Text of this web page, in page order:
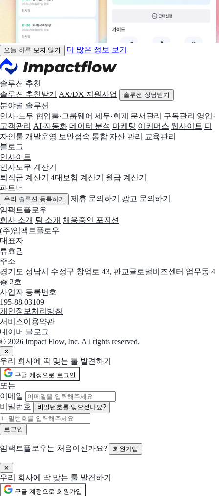
오늘 하루 보지 않기 더 많은 정보 보기
솔루션 추천
솔루션 추천받기
AX/DX 지원사업 솔루션 상담받기
분야별 솔루션
인사·노무 협업툴·그룹웨어 세무·회계 문서관리 구독관리 영업·
고객관리 AI·자동화 데이터 분석 마케팅 이커머스 웹사이트 디
자인툴 개발운영 보안접속 통합 자산 관리
교육관리
블로그
인사이트
인사노무 계산기
퇴직금 계산기
4대보험 계산기
월급 계산기
파트너
우리 솔루션 등록하기 제휴 문의하기
광고 문의하기
임팩트플로우
회사 소개 팀 소개 채용중인 포지션
(주)임팩트플로우
대표자
류효권
주소
경기도 성남시 수정구 창업로 43, 판교글로벌비즈센터 업무동 4
층 2호
사업자 등록번호
195-88-03109
개인정보처리방침
서비스이용약관
네이버 블로그
© 2026 Impact Flow, Inc. All rights reserved.
✕
우리 회사에 딱 맞는 툴 발견하기
구글 계정으로 로그인
또는
이메일
비밀번호
비밀번호를 잊으셨나요?
임팩트플로우는 처음이신가요? 회원가입
✕
우리 회사에 딱 맞는 툴 발견하기
구글 계정으로 회원가입